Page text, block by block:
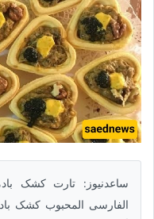
ساعدنیوز: تارت کشک
الفارسی المحبوب کشک